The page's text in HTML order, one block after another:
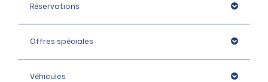
Réservations
Offres spéciales
Véhicules